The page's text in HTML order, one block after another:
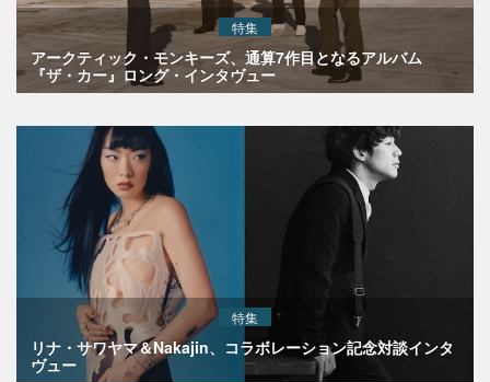
特集
アークティック・モンキーズ、通算7作目となるアルバム
『ザ・カー』ロング・インタヴュー
特集
リナ・サワヤマ＆Nakajin、コラボレーション記念対談インタ
ヴュー